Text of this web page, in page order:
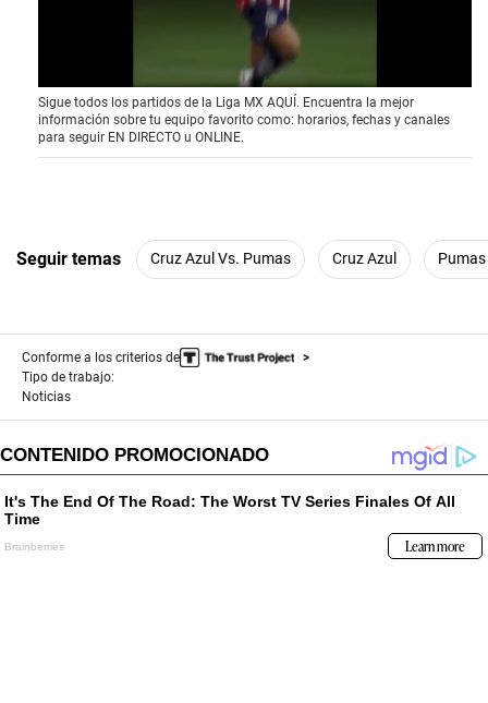
0
o
f
1
5
n
d
Sigue todos los partidos de la Liga MX AQUÍ. Encuentra la mejor
información sobre tu equipo favorito como: horarios, fechas y canales
para seguir EN DIRECTO u ONLINE.
Seguir temas Cruz Azul Vs. Pumas Cruz Azul
Conforme a los criterios de
Tipo de trabajo:
Noticias